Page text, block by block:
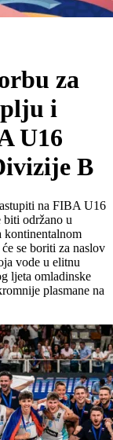
za
i
U16
B
na FIBA U16
održano u
se boriti za naslov
vode u elitnu
ljeta omladinske
plasmane na